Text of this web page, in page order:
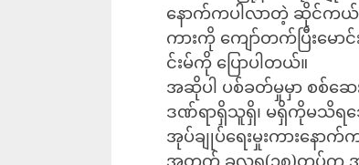
နောက်ကပါလာတဲ့ ဆိုင်ကယ်က
ကားကို ကျော်တက်ပြီးမေ
င်းမ်ကို ပြောပါတယ်။
အဆိုပါ ပစ်ခတ်မှုမှာ စစ်ဆ
ဒဏ်ရာရှိသူရှိ၊ မရှိကိုမသိ
အုပ်ချုပ်ရေးမှုးကားနေ
အတွက် ခလရ(၁၈)တပ်က အုပ်